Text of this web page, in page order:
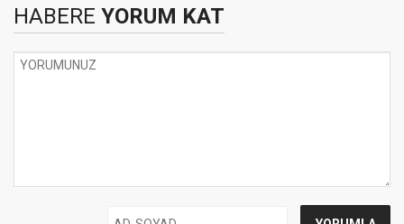
HABERE YORUM KAT